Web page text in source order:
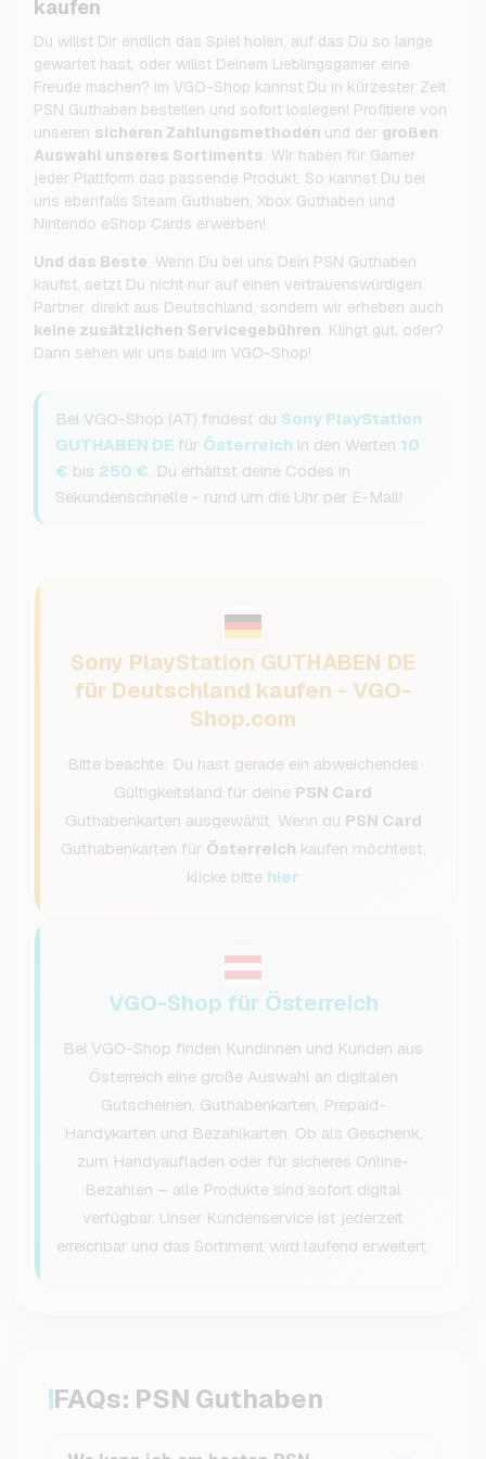
kaufen
Du willst Dir endlich das Spiel holen, auf das Du so lange
gewartet hast, oder willst Deinem Lieblingsgamer eine
Freude machen? Im VGO-Shop kannst Du in kürzester Zeit
PSN Guthaben bestellen und sofort loslegen! Profitiere von
unseren sicheren Zahlungsmethoden und der großen
Auswahl unseres Sortiments. Wir haben für Gamer
jeder Plattform das passende Produkt. So kannst Du bei
uns ebenfalls Steam Guthaben, Xbox Guthaben und
Nintendo eShop Cards erwerben!
Und das Beste: Wenn Du bei uns Dein PSN Guthaben
kaufst, setzt Du nicht nur auf einen vertrauenswürdigen
Partner, direkt aus Deutschland, sondern wir erheben auch
keine zusätzlichen Servicegebühren. Klingt gut, oder?
Dann sehen wir uns bald im VGO-Shop!
Bei VGO-Shop (AT) findest du Sony PlayStation
GUTHABEN DE für Österreich in den Werten 10
€ bis 250 € . Du erhältst deine Codes in
Sekundenschnelle - rund um die Uhr per E-Mail!
Sony PlayStation GUTHABEN DE
für Deutschland kaufen - VGO-
Shop.com
Bitte beachte: Du hast gerade ein abweichendes
Gültigkeitsland für deine PSN Card
Guthabenkarten ausgewählt. Wenn du PSN Card
Guthabenkarten für Österreich kaufen möchtest,
klicke bitte hier
VGO-Shop für Österreich
Bei VGO-Shop finden Kundinnen und Kunden aus
Österreich eine große Auswahl an digitalen
Gutscheinen, Guthabenkarten, Prepaid-
Handykarten und Bezahlkarten. Ob als Geschenk,
zum Handyaufladen oder für sicheres Online-
Bezahlen – alle Produkte sind sofort digital
verfügbar. Unser Kundenservice ist jederzeit
erreichbar und das Sortiment wird laufend erweitert.
FAQs: PSN Guthaben